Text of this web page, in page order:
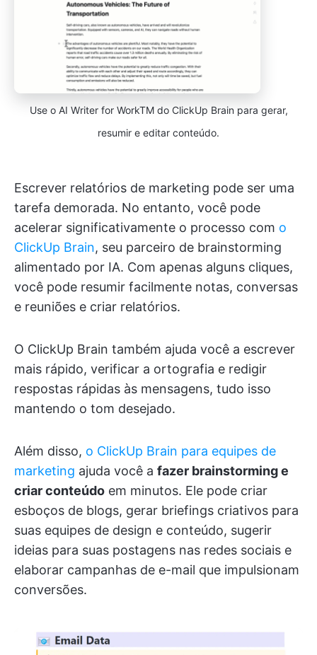
Use o AI Writer for WorkTM do ClickUp Brain para gerar,
resumir e editar conteúdo.
Escrever relatórios de marketing pode ser uma
tarefa demorada. No entanto, você pode
acelerar significativamente o processo com o
ClickUp Brain, seu parceiro de brainstorming
alimentado por IA. Com apenas alguns cliques,
você pode resumir facilmente notas, conversas
e reuniões e criar relatórios.
O ClickUp Brain também ajuda você a escrever
mais rápido, verificar a ortografia e redigir
respostas rápidas às mensagens, tudo isso
mantendo o tom desejado.
Além disso, o ClickUp Brain para equipes de
marketing ajuda você a fazer brainstorming e
criar conteúdo em minutos. Ele pode criar
esboços de blogs, gerar briefings criativos para
suas equipes de design e conteúdo, sugerir
ideias para suas postagens nas redes sociais e
elaborar campanhas de e-mail que impulsionam
conversões.